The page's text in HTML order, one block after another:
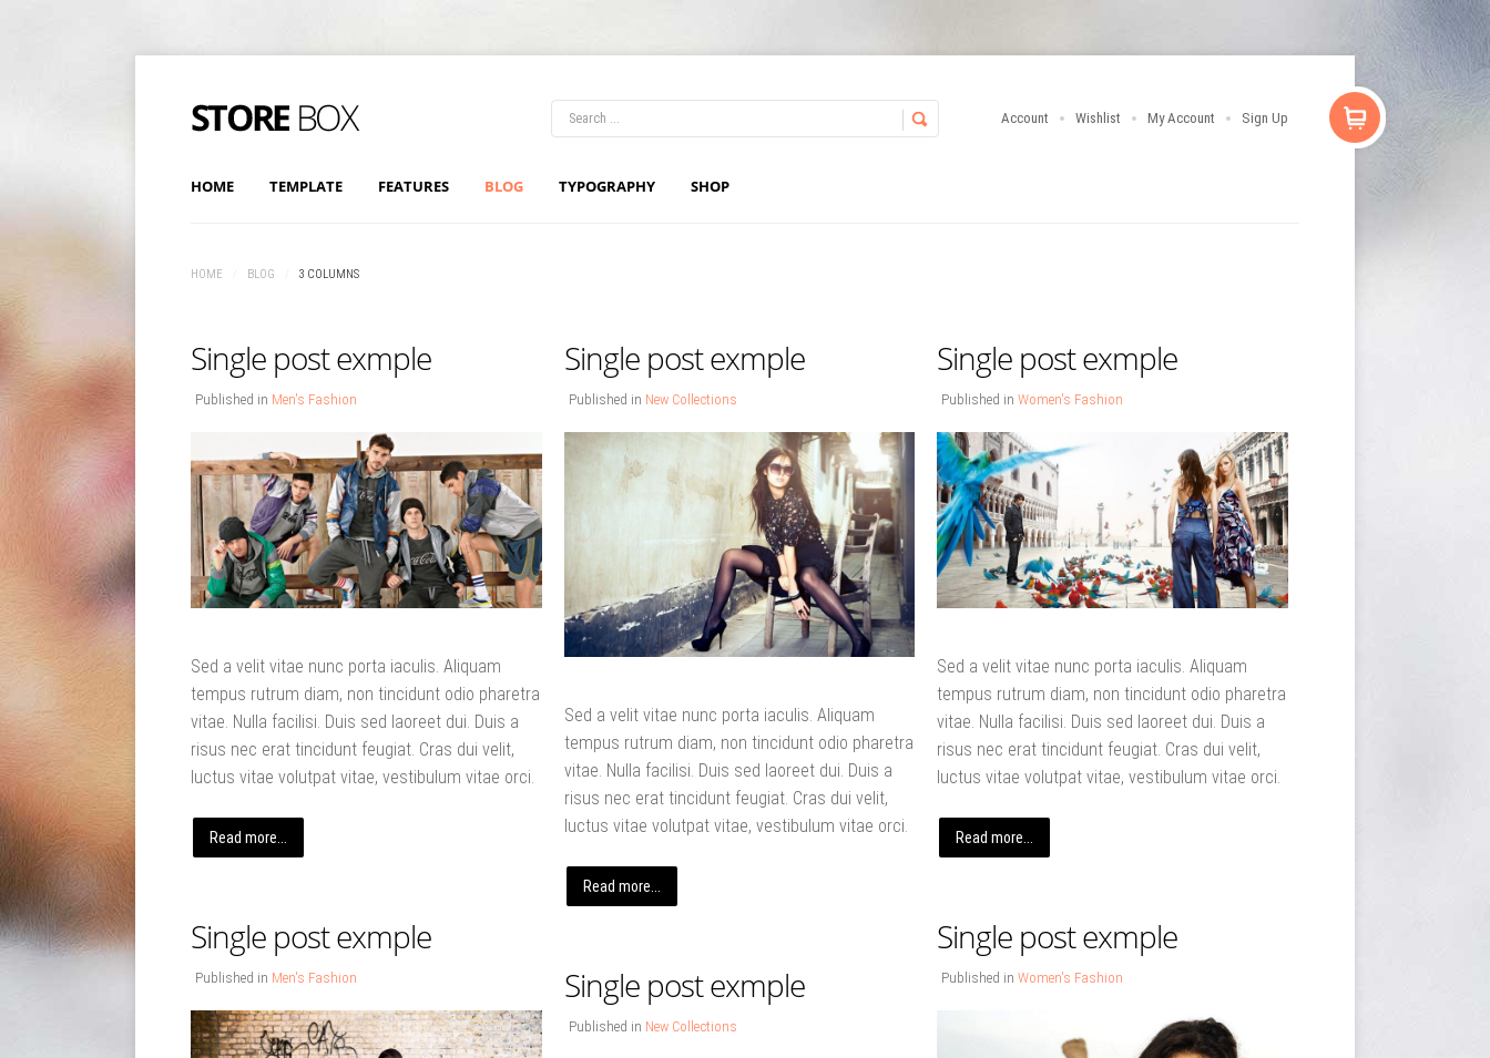
Account Wishlist My Account Sign Up
HOME TEMPLATE FEATURES BLOG TYPOGRAPHY SHOP
HOME BLOG 3 COLUMNS
Single post exmple
Published in Men's Fashion
Sed a velit vitae nunc porta iaculis. Aliquam
tempus rutrum diam, non tincidunt odio pharetra
vitae. Nulla facilisi. Duis sed laoreet dui. Duis a
risus nec erat tincidunt feugiat. Cras dui velit,
luctus vitae volutpat vitae, vestibulum vitae orci.
Read more...
Single post exmple
Published in Men's Fashion
Single post exmple
Published in New Collections
Sed a velit vitae nunc porta iaculis. Aliquam
tempus rutrum diam, non tincidunt odio pharetra
vitae. Nulla facilisi. Duis sed laoreet dui. Duis a
risus nec erat tincidunt feugiat. Cras dui velit,
luctus vitae volutpat vitae, vestibulum vitae orci.
Read more...
Single post exmple
Published in New Collections
Single post exmple
Published in Women's Fashion
Sed a velit vitae nunc porta iaculis. Aliquam
tempus rutrum diam, non tincidunt odio pharetra
vitae. Nulla facilisi. Duis sed laoreet dui. Duis a
risus nec erat tincidunt feugiat. Cras dui velit,
luctus vitae volutpat vitae, vestibulum vitae orci.
Read more...
Single post exmple
Published in Women's Fashion
LOG IN ORREGISTER
Remember Me
Forgot your password? Forgot your username?